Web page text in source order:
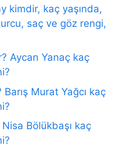
kimdir, kaç yaşında,
saç ve göz rengi,
Aycan Yanaç kaç
Murat Yağcı kaç
Bölükbaşı kaç